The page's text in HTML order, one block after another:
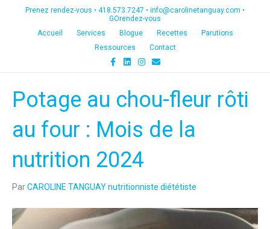
Prenez rendez-vous • 418.573.7247 • info@carolinetanguay.com •
GOrendez-vous
Accueil
Services Blogue Recettes
Parutions
Ressources
Contact
c
o
n
d
i
s
g
r
m
E
m
a
Potage au chou-fleur rôti
au four : Mois de la
nutrition 2024
ParCAROLINE TANGUAY nutritionniste diététiste